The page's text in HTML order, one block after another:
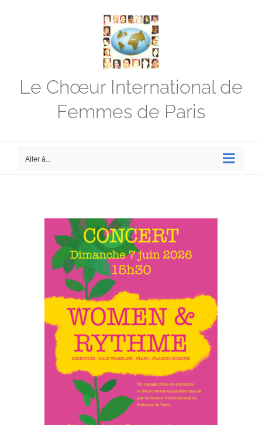
Le Chœur International de
Femmes de Paris
Aller à...
l'image
agrandie